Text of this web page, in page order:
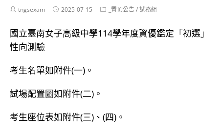
Posttngsexam
Post2025-07-15
Post _置頂公告/試務組
國立臺南女子高級中學114學年度資優鑑定「初選」
性向測驗
考生名單如附件(一)。
試場配置圖如附件(二)。
考生座位表如附件(三)、(四)。